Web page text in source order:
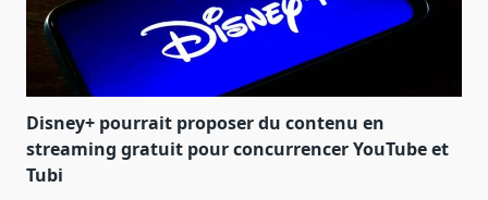
Disney+ pourrait proposer du contenu en
streaming gratuit pour concurrencer YouTube et
Tubi